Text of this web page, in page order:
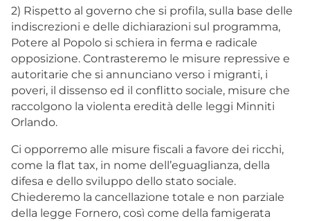
2) Rispetto al governo che si profila, sulla base delle
indiscrezioni e delle dichiarazioni sul programma,
Potere al Popolo si schiera in ferma e radicale
opposizione. Contrasteremo le misure repressive e
autoritarie che si annunciano verso i migranti, i
poveri, il dissenso ed il conflitto sociale, misure che
raccolgono la violenta eredità delle leggi Minniti
Orlando.
Ci opporremo alle misure fiscali a favore dei ricchi,
come la flat tax, in nome dell’eguaglianza, della
difesa e dello sviluppo dello stato sociale.
Chiederemo la cancellazione totale e non parziale
della legge Fornero, così come della famigerata